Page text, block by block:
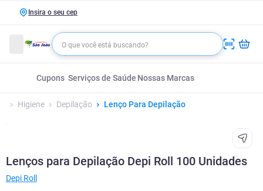
Insira o seu cep
Cupons Serviços de Saúde Nossas Marcas
Higiene Depilação Lenço Para Depilação
Lenços para Depilação Depi Roll 100 Unidades
Depi Roll